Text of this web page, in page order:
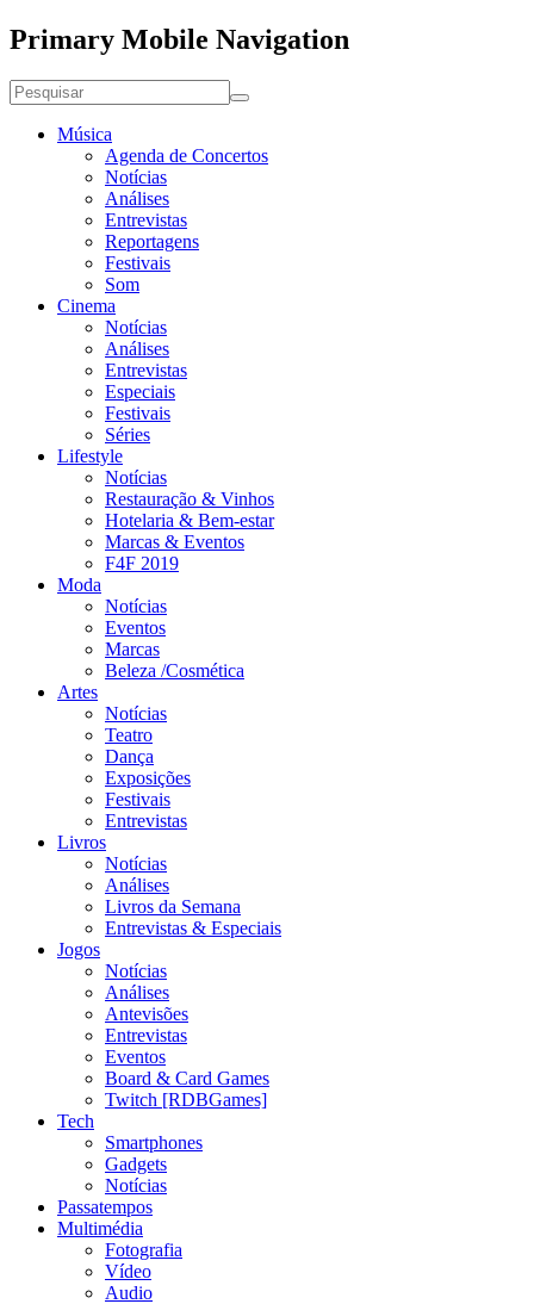
Primary Mobile Navigation
Música
Agenda de Concertos
Notícias
Análises
Entrevistas
Reportagens
Festivais
Som
Cinema
Notícias
Análises
Entrevistas
Especiais
Festivais
Séries
Lifestyle
Notícias
Restauração & Vinhos
Hotelaria & Bem-estar
Marcas & Eventos
F4F 2019
Moda
Notícias
Eventos
Marcas
Beleza /Cosmética
Artes
Notícias
Teatro
Dança
Exposições
Festivais
Entrevistas
Livros
Notícias
Análises
Livros da Semana
Entrevistas & Especiais
Jogos
Notícias
Análises
Antevisões
Entrevistas
Eventos
Board & Card Games
Twitch [RDBGames]
Tech
Smartphones
Gadgets
Notícias
Passatempos
Multimédia
Fotografia
Vídeo
Audio